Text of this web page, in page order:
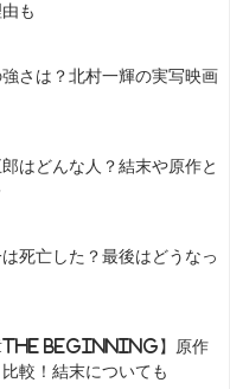
も
さは？北村一輝の実写映画
はどんな人？結末や原作と
死亡した？最後はどうなっ
章The Beginning】原作
較！結末についても